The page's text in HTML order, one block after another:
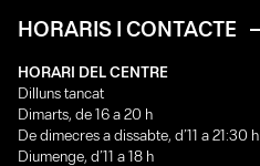
HORARIS I CONTACTE
HORARI DEL CENTRE
Dilluns tancat
Dimarts, de 16 a 20 h
De dimecres a dissabte, d’11 a 21:30 h
Diumenge, d’11 a 18 h